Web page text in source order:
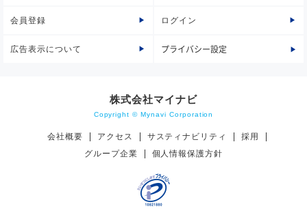
会員登録 ログイン
広告表示について プライバシー設定
株式会社マイナビ
Copyright © Mynavi Corporation
会社概要 アクセス サスティナビリティ
採用
グループ企業
個人情報保護方針